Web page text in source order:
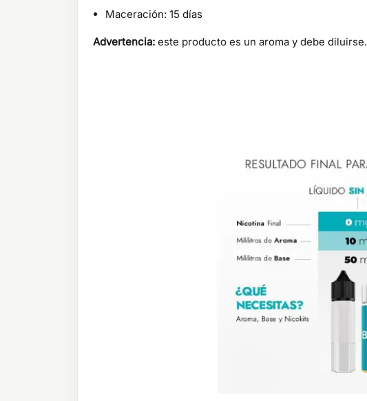
Maceración: 15 días
Advertencia: este producto es un aroma y debe diluirse.